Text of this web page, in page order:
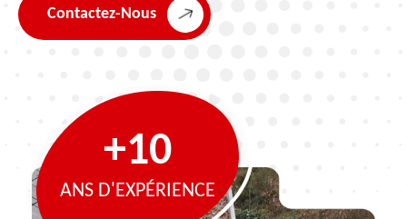
Contactez-Nous
+10
ANS D'EXPÉRIENCE